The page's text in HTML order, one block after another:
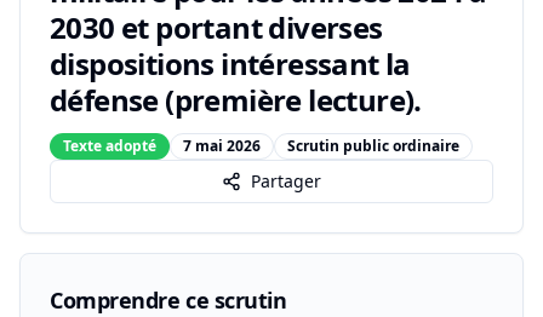
2030 et portant diverses
dispositions intéressant la
défense (première lecture).
Texte adopté 7 mai 2026 Scrutin public ordinaire
Partager
Comprendre ce scrutin